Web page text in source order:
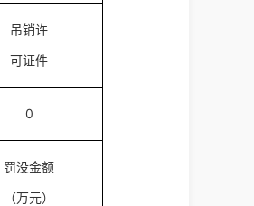
吊销许
可证件
0
罚没金额
（万元）